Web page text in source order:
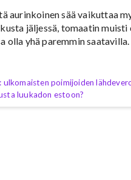
aurinkoinen sää vaikuttaa
jäljessä, tomaatin
olla yhä paremmin
ulkomaisten poimijoiden
luukadon estoon?